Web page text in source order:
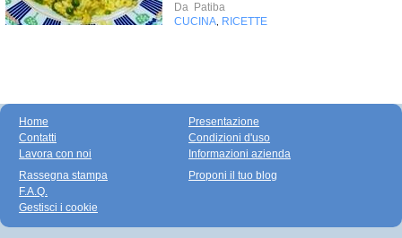
Da Patiba
CUCINA RICETTE
Home
Contatti
Lavora con noi
Presentazione
Condizioni d'uso
Informazioni azienda
Rassegna stampa
F.A.Q.
Gestisci i cookie
Proponi il tuo blog